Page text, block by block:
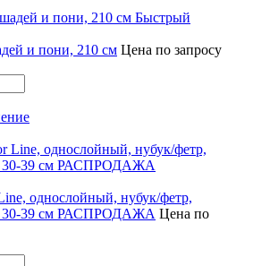
Быстрый
и пони, 210 см Цена по запросу
однослойный, нубук/фетр,
30-39 см РАСПРОДАЖА Цена по